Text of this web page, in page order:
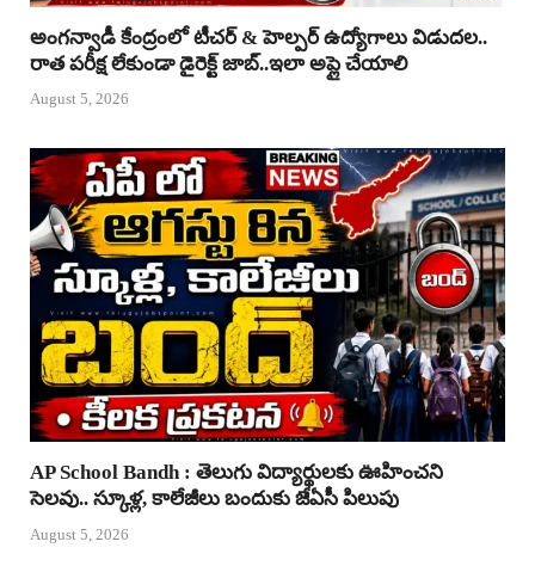
అంగన్వాడీ కేంద్రంలో టీచర్ & హెల్పర్ ఉద్యోగాలు విడుదల..
రాత పరీక్ష లేకుండా డైరెక్ట్ జాబ్..ఇలా అప్లై చేయాలి
August 5, 2026
AP School Bandh : తెలుగు విద్యార్థులకు ఊహించని
సెలవు.. స్కూళ్ల, కాలేజీలు బందుకు జేఏసీ పిలుపు
August 5, 2026